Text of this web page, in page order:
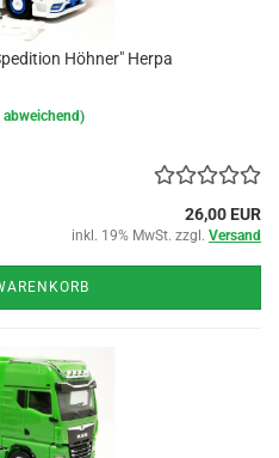
Höhner" Herpa
26,00 EUR
inkl. 19% MwSt. zzgl. Versand